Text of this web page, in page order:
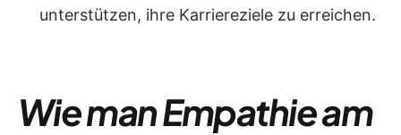
unterstützen, ihre Karriereziele zu erreichen.
Wie man Empathie am